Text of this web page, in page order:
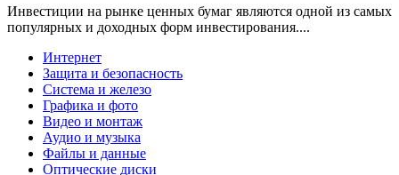
Инвестиции на рынке ценных бумаг являются одной из самых
популярных и доходных форм инвестирования....
Интернет
Защита и безопасность
Система и железо
Графика и фото
Видео и монтаж
Аудио и музыка
Файлы и данные
Оптические диски